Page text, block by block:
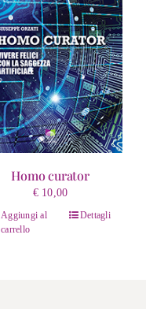
Homo curator
€10,00
Aggiungi al
carrello
Dettagli